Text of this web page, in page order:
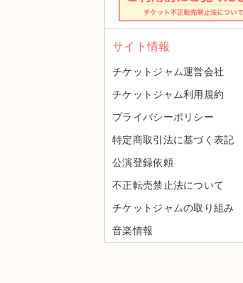
サイト情報
チケットジャム運営会社
チケットジャム利用規約
プライバシーポリシー
特定商取引法に基づく表記
公演登録依頼
不正転売禁止法について
チケットジャムの取り組み
音楽情報